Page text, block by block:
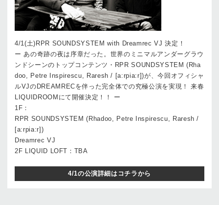
4/1(土)RPR SOUNDSYSTEM with Dreamrec VJ 決定！
ー あの奇跡の夜は序章だった。世界のミニマルアンダーグラウ
ンドシーンのトップコンテンツ・RPR SOUNDSYSTEM (Rha
doo, Petre Inspirescu, Raresh / [a:rpia:r])が、今回オフィシャ
ルVJのDREAMRECを伴った完全体での究極公演を実現！ 来春
LIQUIDROOMにて開催決定！！ ー
1F：
RPR SOUNDSYSTEM (Rhadoo, Petre Inspirescu, Raresh /
[a:rpia:r])
Dreamrec VJ
2F LIQUID LOFT：TBA
4/1の公演詳細はコチラから